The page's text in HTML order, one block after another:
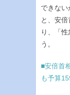
できない
と、安
り、「
う。
■安倍首
も予算